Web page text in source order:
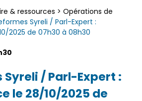
& ressources > Opérations de
Syreli / Parl-Expert :
2025 de 07h30 à 08h30
/ Parl-Expert :
le 28/10/2025 de